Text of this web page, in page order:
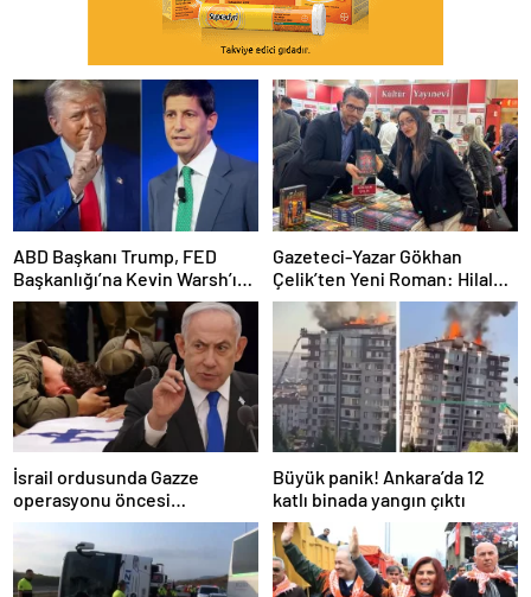
ABD Başkanı Trump, FED
Başkanlığı’na Kevin Warsh’ı
aday gösterdi
Gazeteci-Yazar Gökhan
Çelik’ten Yeni Roman: Hilal
Birliği
İsrail ordusunda Gazze
operasyonu öncesi
çatırdama: Motivasyon
düşüyor, endişe artıyor
Büyük panik! Ankara’da 12
katlı binada yangın çıktı